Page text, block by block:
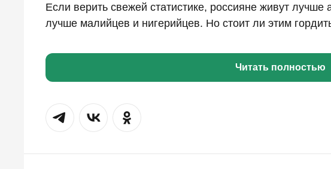
Если верить свежей статистике, россияне живут
лучше малийцев и нигерийцев. Но стоит ли этим
Читать полностью